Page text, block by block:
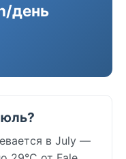
день
в July —